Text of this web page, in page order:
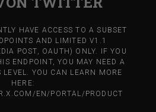
HAVE ACCESS TO A SUBSET
AND LIMITED V1.1
POST, OAUTH) ONLY. IF YOU
ENDPOINT, YOU MAY NEED A
LEVEL. YOU CAN LEARN MORE
HERE:
EN/PORTAL/PRODUCT